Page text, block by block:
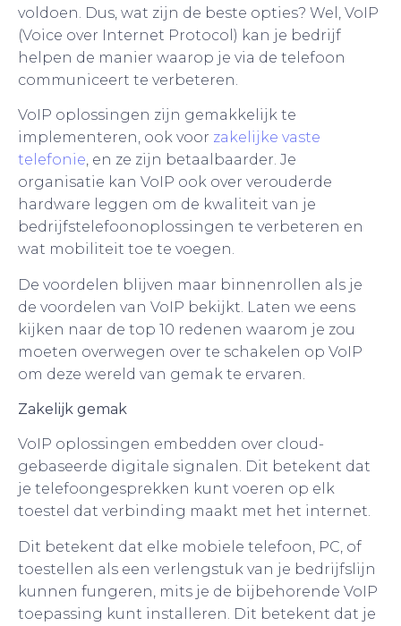
voldoen. Dus, wat zijn de beste opties? Wel, VoIP
(Voice over Internet Protocol) kan je bedrijf
helpen de manier waarop je via de telefoon
communiceert te verbeteren.
VoIP oplossingen zijn gemakkelijk te
implementeren, ook voor zakelijke vaste
telefonie, en ze zijn betaalbaarder. Je
organisatie kan VoIP ook over verouderde
hardware leggen om de kwaliteit van je
bedrijfstelefoonoplossingen te verbeteren en
wat mobiliteit toe te voegen.
De voordelen blijven maar binnenrollen als je
de voordelen van VoIP bekijkt. Laten we eens
kijken naar de top 10 redenen waarom je zou
moeten overwegen over te schakelen op VoIP
om deze wereld van gemak te ervaren.
Zakelijk gemak
VoIP oplossingen embedden over cloud-
gebaseerde digitale signalen. Dit betekent dat
je telefoongesprekken kunt voeren op elk
toestel dat verbinding maakt met het internet.
Dit betekent dat elke mobiele telefoon, PC, of
toestellen als een verlengstuk van je bedrijfslijn
kunnen fungeren, mits je de bijbehorende VoIP
toepassing kunt installeren. Dit betekent dat je